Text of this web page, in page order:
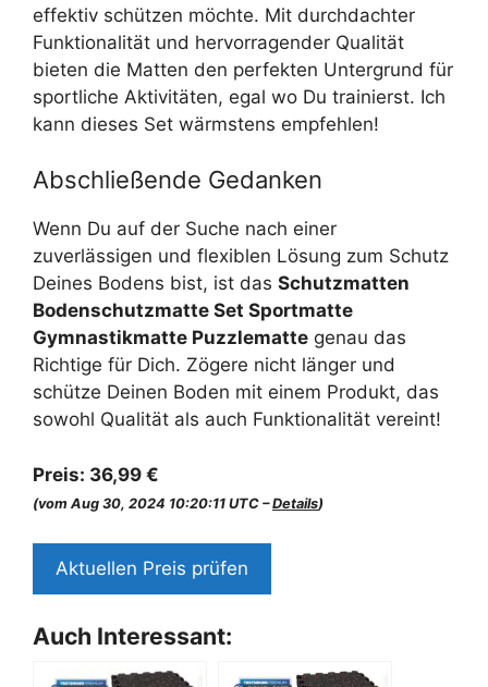
effektiv schützen möchte. Mit durchdachter
Funktionalität und hervorragender Qualität
bieten die Matten den perfekten Untergrund für
sportliche Aktivitäten, egal wo Du trainierst. Ich
kann dieses Set wärmstens empfehlen!
Abschließende Gedanken
Wenn Du auf der Suche nach einer
zuverlässigen und flexiblen Lösung zum Schutz
Deines Bodens bist, ist das Schutzmatten
Bodenschutzmatte Set Sportmatte
Gymnastikmatte Puzzlematte genau das
Richtige für Dich. Zögere nicht länger und
schütze Deinen Boden mit einem Produkt, das
sowohl Qualität als auch Funktionalität vereint!
Preis: 36,99 €
(vom Aug 30, 2024 10:20:11 UTC –Details)
Aktuellen Preis prüfen
Auch Interessant: